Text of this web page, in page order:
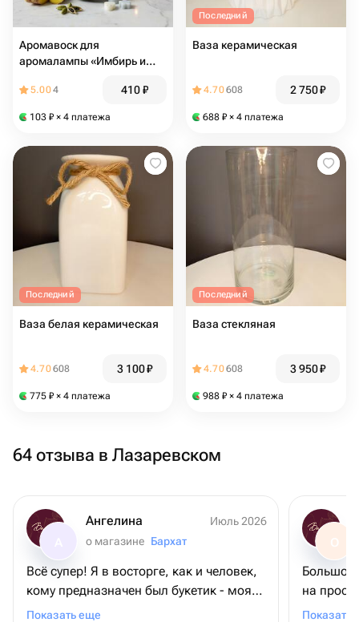
Аромавоск для
аромалампы «Имбирь и
5.004 410₽
103 ₽ × 4 платежа
Последний
Ваза керамическая
4.70608 2 750₽
688 ₽ × 4 платежа
Последний
Ваза белая керамическая
4.70608 3 100₽
775 ₽ × 4 платежа
Последний
Ваза стекляная
4.70608 3 950₽
988 ₽ × 4 платежа
64 отзыва в Лазаревском
Ангелина
Июль 2026
о магазине Бархат
Всё супер! Я в восторге, как и человек,
кому предназначен был букетик - моя
мамочка. Во-первых, цветы
Показать еще
О
Большое
на
Показать